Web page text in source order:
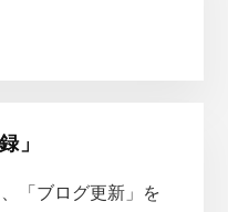
」
「ブログ更新」を